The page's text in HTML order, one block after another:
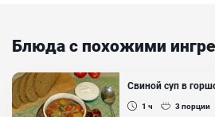
Блюда с похожими
Свиной суп в
1 ч 3порции